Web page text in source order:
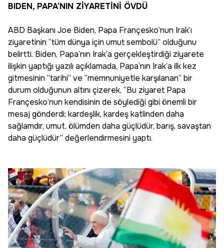
BIDEN, PAPA’NIN ZİYARETİNİ ÖVDÜ
ABD Başkanı Joe Biden, Papa Françesko’nun Irak’ı
ziyaretinin “tüm dünya için umut sembolü” olduğunu
belirtti. Biden, Papa’nın Irak’a gerçekleştirdiği ziyarete
ilişkin yaptığı yazılı açıklamada, Papa’nın Irak’a ilk kez
gitmesinin “tarihi” ve “memnuniyetle karşılanan” bir
durum olduğunun altını çizerek, “Bu ziyaret Papa
Françesko’nun kendisinin de söylediği gibi önemli bir
mesaj gönderdi; kardeşlik, kardeş katlinden daha
sağlamdır, umut, ölümden daha güçlüdür, barış, savaştan
daha güçlüdür” değerlendirmesini yaptı.